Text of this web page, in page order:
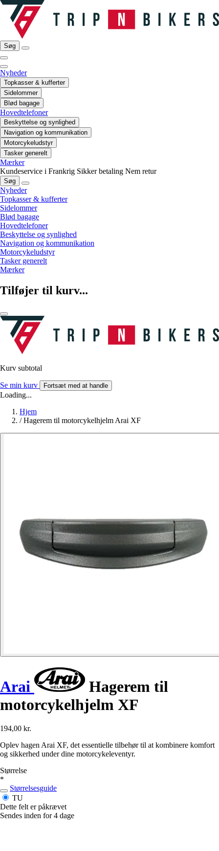
Søg
Nyheder
Topkasser & kufferter
Sidelommer
Blød bagage
Hovedtelefoner
Beskyttelse og synlighed
Navigation og kommunikation
Motorcykeludstyr
Tasker generelt
Mærker
Kundeservice i Frankrig Sikker betaling Nem retur
Søg
Nyheder
Topkasser & kufferter
Sidelommer
Blød bagage
Hovedtelefoner
Beskyttelse og synlighed
Navigation og kommunikation
Motorcykeludstyr
Tasker generelt
Mærker
Tilføjer til kurv...
Kurv subtotal
Se min kurv Fortsæt med at handle
Loading...
Hjem
/ Hagerem til motorcykelhjelm Arai XF
Arai
Hagerem til
motorcykelhjelm XF
194,00 kr.
Oplev hagen Arai XF, det essentielle tilbehør til at kombinere komfort
og sikkerhed under dine motorcykeleventyr.
Størrelse
*
Størrelsesguide
TU
Dette felt er påkrævet
Sendes inden for 4 dage